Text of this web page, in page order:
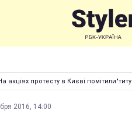
акціях протесту в Києві
2016, 14:00